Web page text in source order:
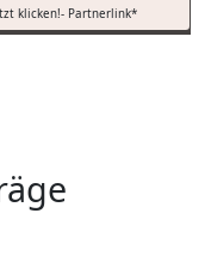
klicken!- Partnerlink*